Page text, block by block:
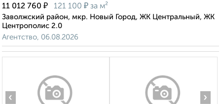
11 012 760 ₽ 121 100 ₽ за м²
Заволжский район, мкр. Новый Город, ЖК Центральный, ЖК
Центрополис 2.0
Агентство, 06.08.2026
‹ ›